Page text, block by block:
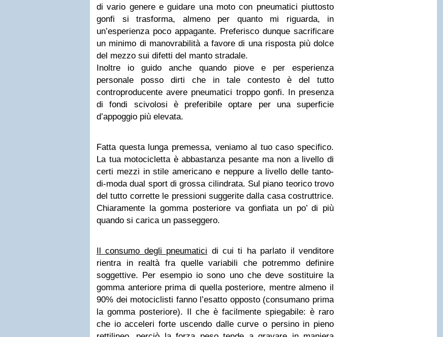
di vario genere e guidare una moto con pneumatici piuttosto
gonfi si trasforma, almeno per quanto mi riguarda, in
un’esperienza poco appagante. Preferisco dunque sacrificare
un minimo di manovrabilità a favore di una risposta più dolce
del mezzo sui difetti del manto stradale.
Inoltre io guido anche quando piove e per esperienza
personale posso dirti che in tale contesto è del tutto
controproducente avere pneumatici troppo gonfi. In presenza
di fondi scivolosi è preferibile optare per una superficie
d’appoggio più elevata.
Fatta questa lunga premessa, veniamo al tuo caso specifico.
La tua motocicletta è abbastanza pesante ma non a livello di
certi mezzi in stile americano e neppure a livello delle tanto-
di-moda dual sport di grossa cilindrata. Sul piano teorico trovo
del tutto corrette le pressioni suggerite dalla casa costruttrice.
Chiaramente la gomma posteriore va gonfiata un po’ di più
quando si carica un passeggero.
Il consumo degli pneumatici di cui ti ha parlato il venditore
rientra in realtà fra quelle variabili che potremmo definire
soggettive. Per esempio io sono uno che deve sostituire la
gomma anteriore prima di quella posteriore, mentre almeno il
90% dei motociclisti fanno l’esatto opposto (consumano prima
la gomma posteriore). Il che è facilmente spiegabile: è raro
che io acceleri forte uscendo dalle curve o persino in pieno